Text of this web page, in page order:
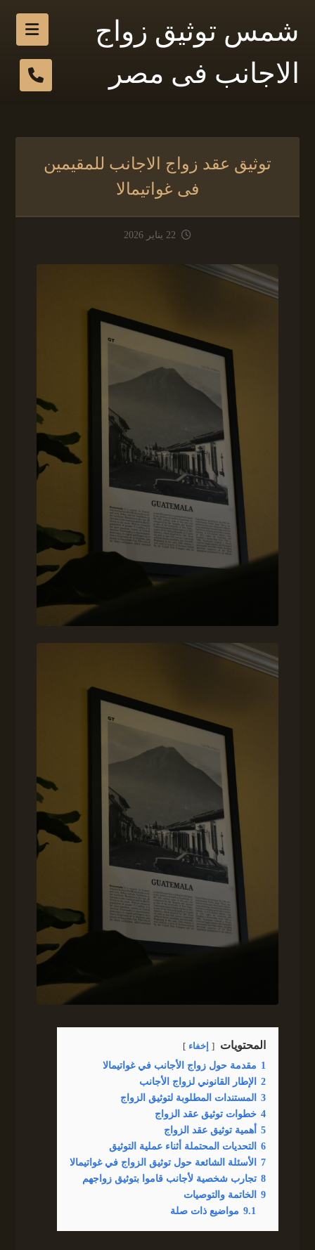
شمس توثيق زواج
الاجانب فى مصر
توثيق عقد زواج الاجانب للمقيمين
فى غواتيمالا
22 يناير 2026
المحتويات إخفاء
1 مقدمة حول زواج الأجانب في غواتيمالا
2 الإطار القانوني لزواج الأجانب
3 المستندات المطلوبة لتوثيق الزواج
4 خطوات توثيق عقد الزواج
5 أهمية توثيق عقد الزواج
6 التحديات المحتملة أثناء عملية التوثيق
7 الأسئلة الشائعة حول توثيق الزواج في غواتيمالا
8 تجارب شخصية لأجانب قاموا بتوثيق زواجهم
9 الخاتمة والتوصيات
9.1 مواضيع ذات صلة